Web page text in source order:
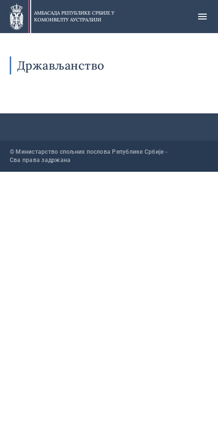
Прескочи
главни
део
АМБАСАДА РЕПУБЛИКЕ СРБИЈЕ У
КОМОНВЕЛТУ АУСТРАЛИЈИ
Држављанство
© Министарство спољних послова Републике Србије -
Сва права задржана